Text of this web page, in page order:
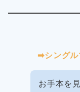
➡︎シングル
お手本を